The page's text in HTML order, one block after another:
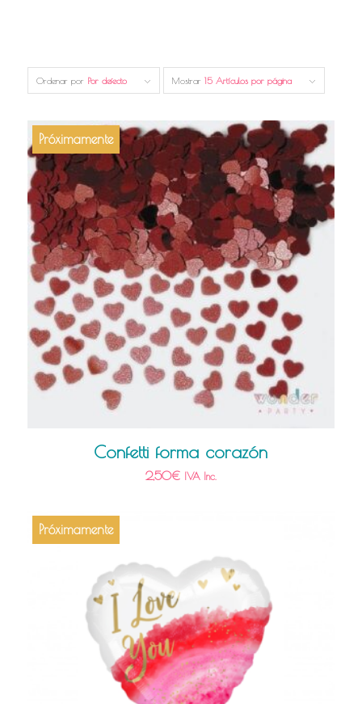
Ordenar por Por defecto Mostrar 15 Artículos por página
Próximamente
Confetti forma corazón
2,50€ IVA Inc.
Próximamente